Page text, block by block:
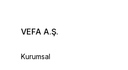
VEFA A.Ş.
Kurumsal